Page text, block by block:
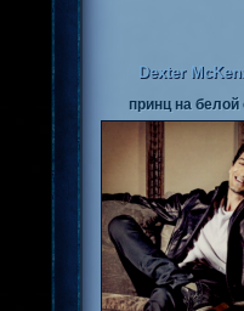
Dexter
принц на белой